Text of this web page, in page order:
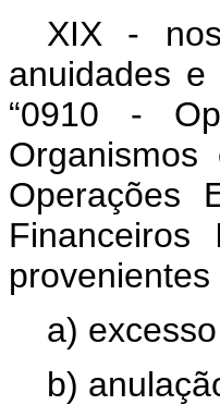
XIX -
anuidades e
“0910 -
Operações
Financeiros
provenientes
a)
b)